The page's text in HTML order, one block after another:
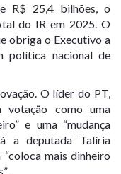
R$ 25,4 bilhões, o
do IR em 2025. O
obriga o Executivo a
política nacional de
O líder do PT,
votação como uma
e uma “mudança
a deputada Talíria
mais dinheiro